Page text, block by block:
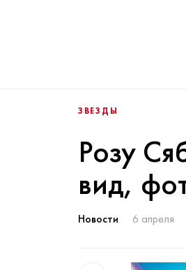
ЗВЕЗДЫ
Розу
вид,
Новости 6 апреля